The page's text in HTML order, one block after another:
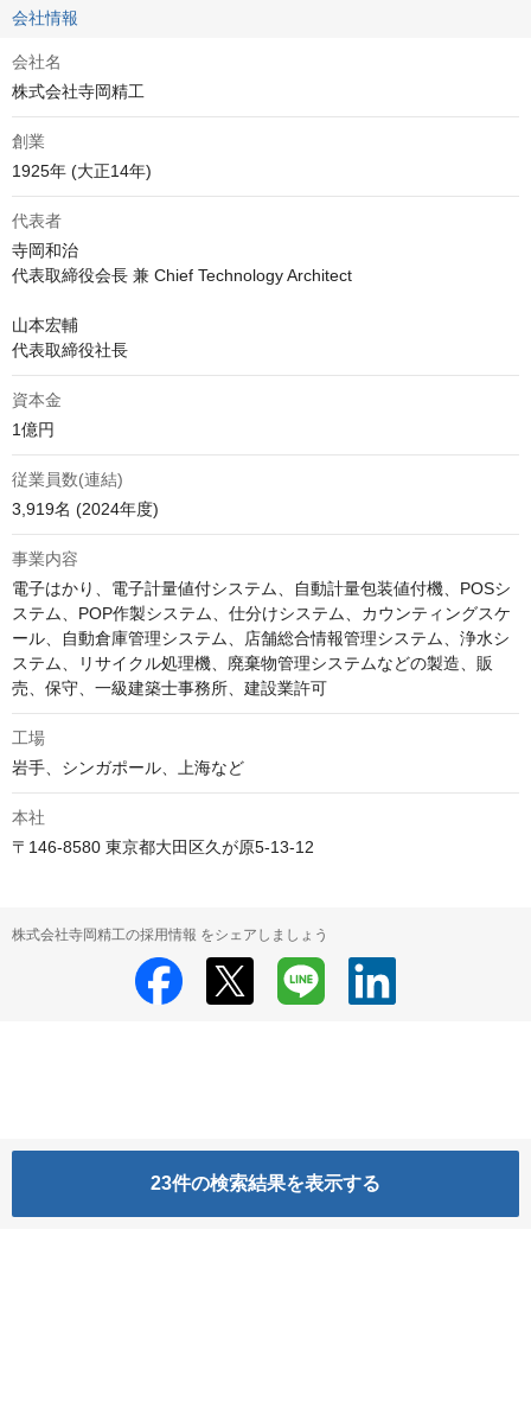
23件の検索結果を表示する
会社情報
会社名
株式会社寺岡精工
創業
1925年 (大正14年)
代表者
寺岡和治
代表取締役会長 兼 Chief Technology Architect
山本宏輔
代表取締役社長
資本金
1億円
従業員数(連結)
3,919名 (2024年度)
事業内容
電子はかり、電子計量値付システム、自動計量包装値付機、POSシ
ステム、POP作製システム、仕分けシステム、カウンティングスケ
ール、自動倉庫管理システム、店舗総合情報管理システム、浄水シ
ステム、リサイクル処理機、廃棄物管理システムなどの製造、販
売、保守、一級建築士事務所、建設業許可
工場
岩手、シンガポール、上海など
本社
〒146-8580 東京都大田区久が原5-13-12
株式会社寺岡精工の採用情報 をシェアしましょう